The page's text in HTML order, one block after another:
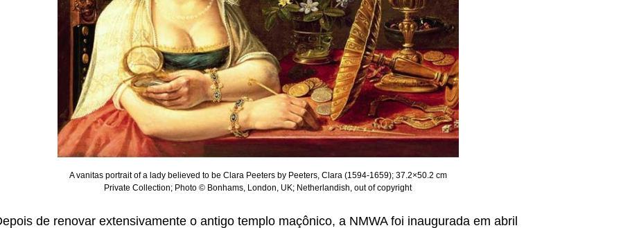
A vanitas portrait of a lady believed to be Clara Peeters by Peeters, Clara (1594-1659); 37.2×50.2 cm
Private Collection; Photo © Bonhams, London, UK; Netherlandish, out of copyright
de renovar extensivamente o antigo templo maçônico, a NMWA foi inaugurada em abril